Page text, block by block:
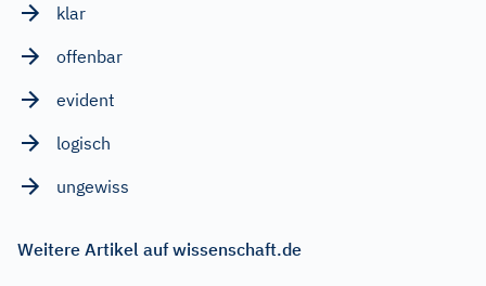
klar
offenbar
evident
logisch
ungewiss
Weitere Artikel auf wissenschaft.de